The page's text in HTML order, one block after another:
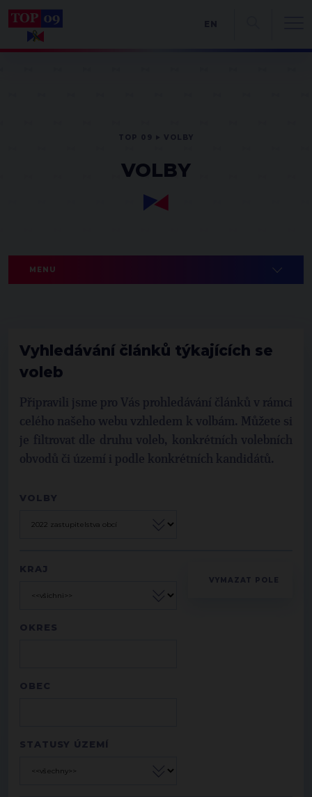
VOLBY
MENU
Vyhledávání článků týkajících se
voleb
Připravili jsme pro Vás prohledávání článků v rámci
celého našeho webu vzhledem k volbám. Můžete si
je filtrovat dle druhu voleb, konkrétních volebních
obvodů či území i podle konkrétních kandidátů.
VOLBY
KRAJ
OKRES
OBEC
STATUSY ÚZEMÍ